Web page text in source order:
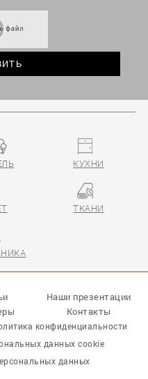
КУХНИ
ТКАНИ
Наши презентации
Контакты
конфиденциальности
данных cookie
данных